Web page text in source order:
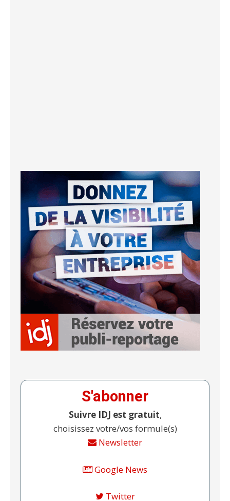
S'abonner
Suivre IDJ est gratuit,
choisissez votre/vos formule(s)
Newsletter
Google News
Twitter